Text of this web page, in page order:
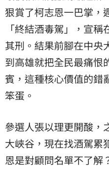
狠賞了柯志恩一巴掌，
「終結酒毒駕」，宣
其刑。結果前腳在中央
到高雄就把全民最痛恨
賓，這種核心價值的錯
笨蛋。
參選人張以理更開酸，
大峽谷，現在找酒駕累
恩是對顧問名單不了解